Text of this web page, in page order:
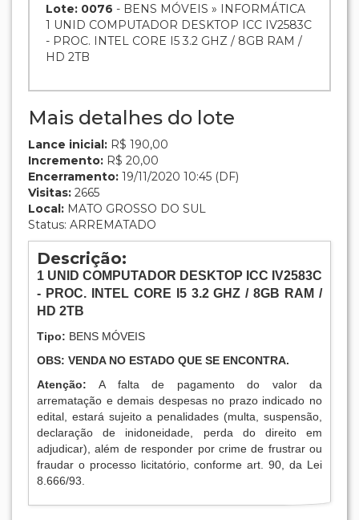
Lote: 0076 - BENS MÓVEIS » INFORMÁTICA
1 UNID COMPUTADOR DESKTOP ICC IV2583C
- PROC. INTEL CORE I5 3.2 GHZ / 8GB RAM /
HD 2TB
Mais detalhes do lote
Lance inicial: R$ 190,00
Incremento: R$ 20,00
Encerramento: 19/11/2020 10:45 (DF)
Visitas: 2665
Local: MATO GROSSO DO SUL
Status: ARREMATADO
Descrição:
1 UNID COMPUTADOR DESKTOP ICC IV2583C
- PROC. INTEL CORE I5 3.2 GHZ / 8GB RAM /
HD 2TB
Tipo: BENS MÓVEIS
OBS: VENDA NO ESTADO QUE SE ENCONTRA.
Atenção:A falta de pagamento do valor da
arrematação e demais despesas no prazo indicado no
edital, estará sujeito a penalidades (multa, suspensão,
declaração de inidoneidade, perda do direito em
adjudicar), além de responder por crime de frustrar ou
fraudar o processo licitatório, conforme art. 90, da Lei
8.666/93.